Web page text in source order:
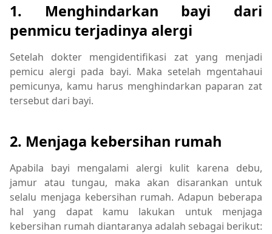
1. Menghindarkan bayi dari
penmicu terjadinya alergi
Setelah dokter mengidentifikasi zat yang menjadi
pemicu alergi pada bayi. Maka setelah mgentahaui
pemicunya, kamu harus menghindarkan paparan zat
tersebut dari bayi.
2. Menjaga kebersihan rumah
Apabila bayi mengalami alergi kulit karena debu,
jamur atau tungau, maka akan disarankan untuk
selalu menjaga kebersihan rumah. Adapun beberapa
hal yang dapat kamu lakukan untuk menjaga
kebersihan rumah diantaranya adalah sebagai berikut: